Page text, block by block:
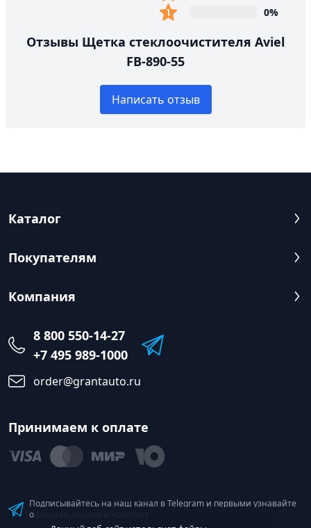
0%
Отзывы Щетка стеклоочистителя Aviel
FB-890-55
Написать отзыв
Каталог
Покупателям
Компания
8 800 550-14-27
+7 495 989-1000
order@grantauto.ru
Принимаем к оплате
Подписывайтесь на наш канал в Telegram и первыми узнавайте
о скидках, акциях и новостях